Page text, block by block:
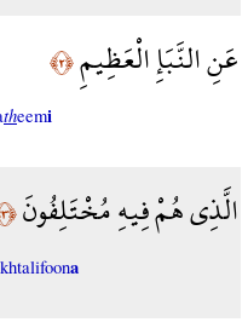
عَنِ النَّبَإِ الْعَظِيمِ﴿٢﴾
theemi
الَّذِي هُمْ فِيهِ مُخْتَلِفُونَ﴿٣﴾
a